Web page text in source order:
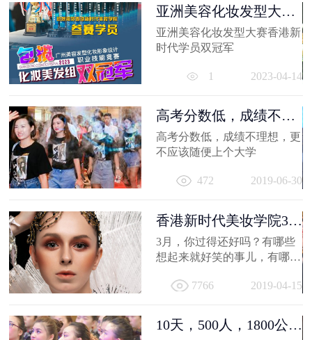
亚洲美容化妆发型大赛
香港新时代...
亚洲美容化妆发型大赛香港新
时代学员双冠军
1 2023-04-14
高考分数低，成绩不理
想，更不应...
高考分数低，成绩不理想，更
不应该随便上个大学
472 2019-06-30
香港新时代美妆学院3月
作品选，...
3月，你过得还好吗？有哪些
想起来就好笑的事儿，有哪值
住...
7766 2019-04-15
10天，500人，1800公